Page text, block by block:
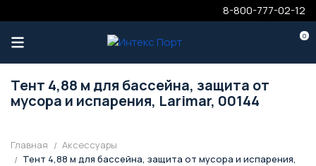
8-800-777-02-12
0
Тент 4,88 м для бассейна, защита от
мусора и испарения, Larimar, 00144
Главная
Аксессуары
Тент 4,88 м для бассейна, защита от мусора и испарения,